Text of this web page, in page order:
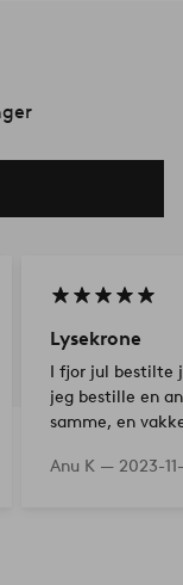
Lysekrone
I fjor jul bestilte
jeg bestille en
samme, en
Anu K — 2023-